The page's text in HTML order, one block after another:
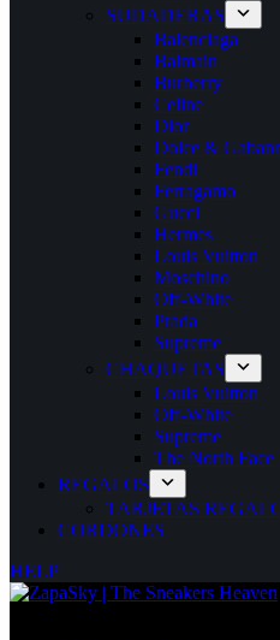
SUDADERAS
Balenciaga
Balmain
Burberry
Celine
Dior
Dolce &
Fendi
Ferragamo
Gucci
Hermes
Louis Vuitton
Moschino
Off-White
Prada
Supreme
CHAQUETAS
Louis Vuitton
Off-White
Supreme
The North Face
REGALOS
TARJETAS
CORDONES
HELP